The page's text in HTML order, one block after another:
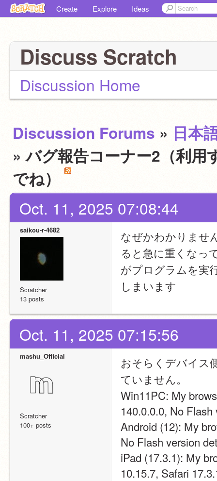
Create Explore Ideas
Discuss Scratch
Discussion Home
Discussion Forums » 日本
» バグ報告コーナー2（利用
でね）
Oct. 11, 2025 07:08:44
saikou-r-4682
Scratcher
13 posts
なぜかわかりませ
ると急に重くなっ
がプログラムを実
しまいます
Oct. 11, 2025 07:15:56
mashu_Official
Scratcher
100+ posts
おそらくデバイス
ていません。
Win11PC: My
140.0.0.0, No
Android (12): My
No Flash version
iPad (17.3.1): My
10.15.7, Safari